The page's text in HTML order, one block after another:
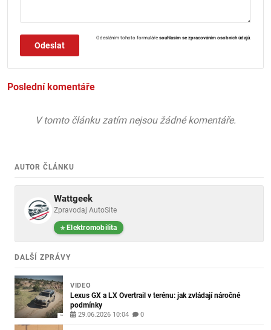
Odeslat
Odesláním tohoto formuláře souhlasím se zpracováním osobních údajů.
Poslední komentáře
V tomto článku zatím nejsou žádné komentáře.
AUTOR ČLÁNKU
Wattgeek
Zpravodaj AutoSite
Elektromobilita
DALŠÍ ZPRÁVY
VIDEO
Lexus GX a LX Overtrail v terénu: jak zvládají náročné
podmínky
29.06.2026 10:04 0